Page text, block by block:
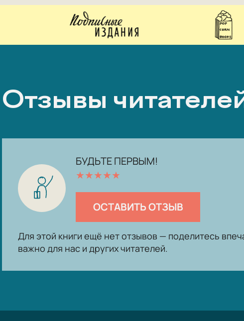
Отзывы
БУДЬТЕ ПЕРВЫМ!
★★★★★
ОСТАВИТЬ ОТЗЫВ
Для этой книги ещё нет отзывов — поделитесь
важно для нас и других читателей.